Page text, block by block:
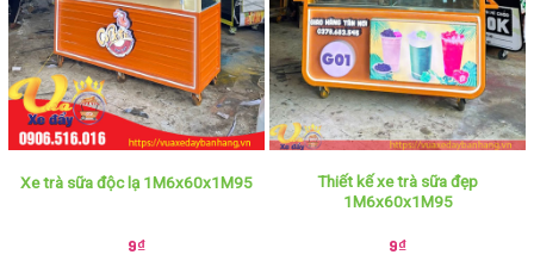
Xe trà sữa độc lạ 1M6x60x1M95
9₫
Thiết kế xe trà sữa đẹp
1M6x60x1M95
9₫